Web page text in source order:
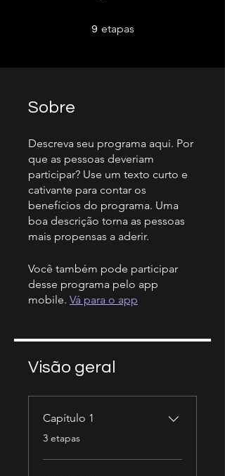
9 etapas
Sobre
Descreva seu programa aqui. Por
que as pessoas deveriam
participar? Use um texto curto e
cativante para contar os
benefícios do programa. Uma
boa descrição torna as pessoas
mais propensas a aderir.
Você também pode participar
desse programa pelo app
mobile. Vá para o app
Visão geral
Capítulo 1
.
3 etapas